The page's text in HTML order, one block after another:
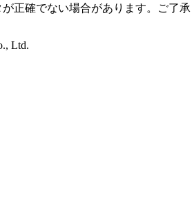
正確でない場合があります。ご了承
Ltd.